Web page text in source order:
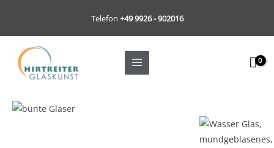
springen
Telefon +49 9926 - 902016
Wasser